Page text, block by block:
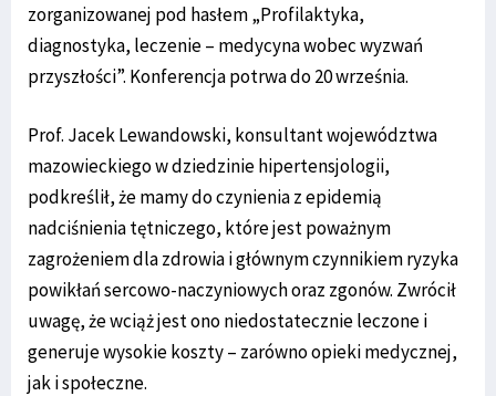
zorganizowanej pod hasłem „Profilaktyka,
diagnostyka, leczenie – medycyna wobec wyzwań
przyszłości”. Konferencja potrwa do 20 września.
Prof. Jacek Lewandowski, konsultant województwa
mazowieckiego w dziedzinie hipertensjologii,
podkreślił, że mamy do czynienia z epidemią
nadciśnienia tętniczego, które jest poważnym
zagrożeniem dla zdrowia i głównym czynnikiem ryzyka
powikłań sercowo-naczyniowych oraz zgonów. Zwrócił
uwagę, że wciąż jest ono niedostatecznie leczone i
generuje wysokie koszty – zarówno opieki medycznej,
jak i społeczne.